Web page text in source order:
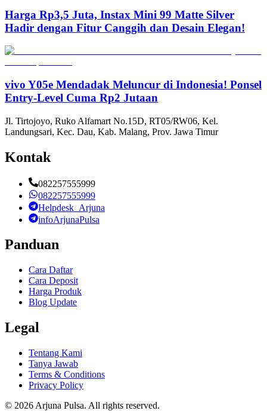
Harga Rp3,5 Juta, Instax Mini 99 Matte Silver
Hadir dengan Fitur Canggih dan Desain Elegan!
vivo Y05e Mendadak Meluncur di Indonesia! Ponsel
Entry-Level Cuma Rp2 Jutaan
Jl. Tirtojoyo, Ruko Alfamart No.15D, RT05/RW06, Kel.
Landungsari, Kec. Dau, Kab. Malang, Prov. Jawa Timur
Kontak
082257555999
082257555999
Helpdesk_Arjuna
infoArjunaPulsa
Panduan
Cara Daftar
Cara Deposit
Harga Produk
Blog Update
Legal
Tentang Kami
Tanya Jawab
Terms & Conditions
Privacy Policy
© 2026 Arjuna Pulsa. All rights reserved.